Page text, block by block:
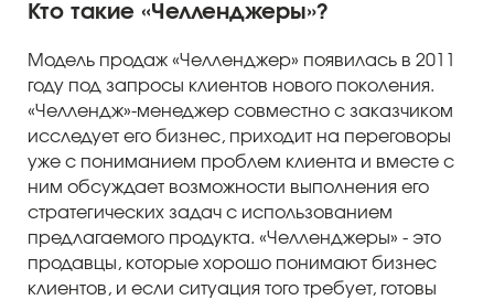
Кто такие «Челленджеры»?
Модель продаж «Челленджер» появилась в 2011
году под запросы клиентов нового поколения.
«Челлендж»-менеджер совместно с заказчиком
исследует его бизнес, приходит на переговоры
уже с пониманием проблем клиента и вместе с
ним обсуждает возможности выполнения его
стратегических задач с использованием
предлагаемого продукта. «Челленджеры» - это
продавцы, которые хорошо понимают бизнес
клиентов, и если ситуация того требует, готовы